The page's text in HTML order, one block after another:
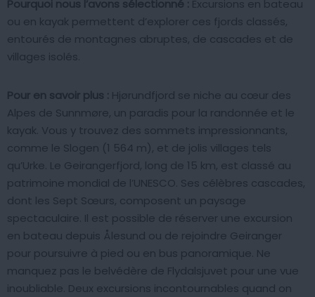
Pourquoi nous l’avons sélectionné : Excursions en bateau
ou en kayak permettent d’explorer ces fjords classés,
entourés de montagnes abruptes, de cascades et de
villages isolés.
Pour en savoir plus : Hjørundfjord se niche au cœur des
Alpes de Sunnmøre, un paradis pour la randonnée et le
kayak. Vous y trouvez des sommets impressionnants,
comme le Slogen (1 564 m), et de jolis villages tels
qu’Urke. Le Geirangerfjord, long de 15 km, est classé au
patrimoine mondial de l’UNESCO. Ses célèbres cascades,
dont les Sept Sœurs, composent un paysage
spectaculaire. Il est possible de réserver une excursion
en bateau depuis Ålesund ou de rejoindre Geiranger
pour poursuivre à pied ou en bus panoramique. Ne
manquez pas le belvédère de Flydalsjuvet pour une vue
inoubliable. Deux excursions incontournables quand on